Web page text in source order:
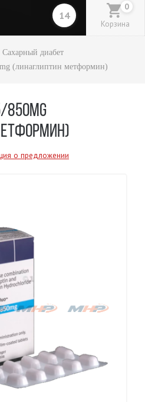
0
Корзина
Сахарный диабет
(линаглиптин метформин)
850MG
о предложении